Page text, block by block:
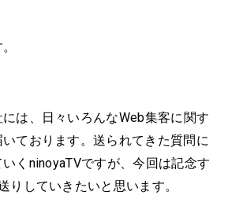
は、日々いろんなWeb集客に関す
ております。送られてきた質問に
くninoyaTVですが、今回は記念す
りしていきたいと思います。